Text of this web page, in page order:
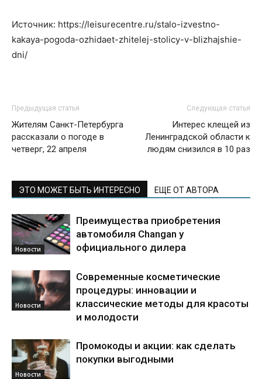
Источник: https://leisurecentre.ru/stalo-izvestno-
kakaya-pogoda-ozhidaet-zhitelej-stolicy-v-blizhajshie-
dni/
Предыдущая статья
Жителям Санкт-Петербурга
рассказали о погоде в
четверг, 22 апреля
Следующая статья
Интерес клещей из
Ленинградской области к
людям снизился в 10 раз
ЭТО МОЖЕТ БЫТЬ ИНТЕРЕСНО ЕЩЕ ОТ АВТОРА
Новости
Преимущества приобретения
автомобиля Changan у
официального дилера
Новости
Современные косметические
процедуры: инновации и
классические методы для красоты
и молодости
Новости
Промокоды и акции: как сделать
покупки выгодными